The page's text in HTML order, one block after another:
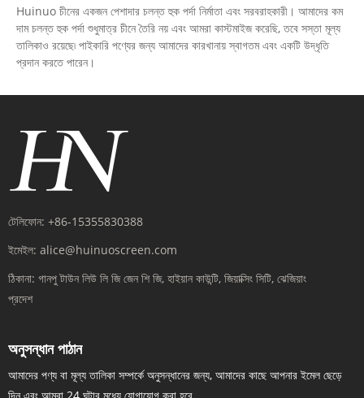
Huinuo চীনের একজন পেশাদার চলন্ত হুক পর্দা নির্মাতা এবং সরবরাহকারী। আমাদের কম
দাম চলন্ত হুক পর্দা শুধুমাত্র চীনে তৈরি নয় এবং আমরা কাস্টমাইজ করেছি, তবে সস্তা মূল্য
তালিকাও রয়েছে৷ পাইকারি পণ্যের জন্য আমাদের কারখানায় স্বাগতম এবং একটি উদ্ধৃতি
প্রদান করতে পারেন।
টেলিফোন: +86-15355830388
ইমেইল: alice@huinuoscreen.com
ঠিকানা: গানপু টাউন লিউ লি জি জেন ​​শি জি, হাইয়ান কাউন্টি, জিয়াক্সিং সিটি, ঝেজিয়াং
প্রদেশ
অনুসন্ধান পাঠান
আমাদের পণ্য বা মূল্য তালিকা সম্পর্কে অনুসন্ধানের জন্য, আমাদের কাছে আপনার ইমেল ছেড়ে